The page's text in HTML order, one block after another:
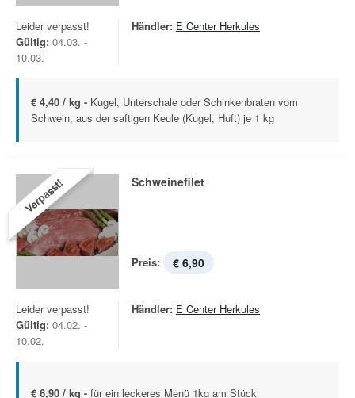
Leider verpasst!
Gültig: 04.03. -
10.03.
Händler: E Center Herkules
€ 4,40 / kg - Kugel, Unterschale oder Schinkenbraten vom
Schwein, aus der saftigen Keule (Kugel, Huft) je 1 kg
Verpasst! Schweinefilet
Preis: € 6,90
Leider verpasst!
Gültig: 04.02. -
10.02.
Händler: E Center Herkules
€ 6,90 / kg - für ein leckeres Menü 1kg am Stück